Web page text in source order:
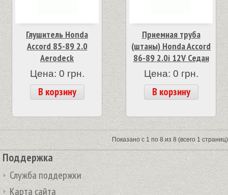
Глушитель Honda
Accord 85-89 2.0
Aerodeck
Цена: 0 грн.
В корзину
Приемная труба
(штаны) Honda Accord
86-89 2.0i 12V Седан
Цена: 0 грн.
В корзину
Показано с 1 по 8 из 8 (всего 1 страниц)
Поддержка
Служба поддержки
Карта сайта